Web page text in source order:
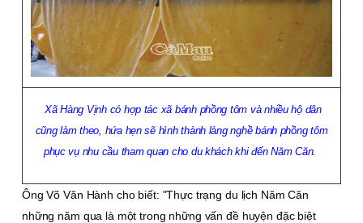
Xã Hàng Vịnh có hợp tác xã bánh phồng tôm và nhiều hộ dân
cũng làm theo, hứa hẹn sẽ hình thành làng nghề bánh phồng tôm
phục vụ nhu cầu tham quan cho du khách khi đến Năm Căn.
Ông Võ Văn Hành cho biết: "Thực trạng du lịch Năm Căn
những năm qua là một trong những vấn đề huyện đặc biệt